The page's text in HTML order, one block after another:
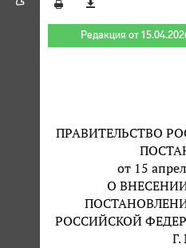
Редакция от
ПРАВИТЕЛЬСТВО
от 15
О
РОССИЙСКОЙ
Г.